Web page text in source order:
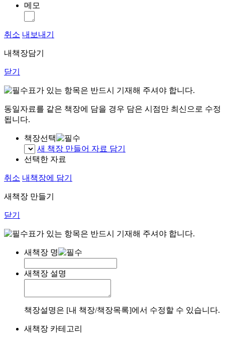
메모
취소 내보내기
내책장담기
닫기
표가 있는 항목은 반드시 기재해 주셔야 합니다.
동일자료를 같은 책장에 담을 경우 담은 시점만 최신으로 수정
됩니다.
책장선택
새 책장 만들어 자료 담기
선택한 자료
취소 내책장에 담기
새책장 만들기
닫기
표가 있는 항목은 반드시 기재해 주셔야 합니다.
새책장 명
새책장 설명
책장설명은 [내 책장/책장목록]에서 수정할 수 있습니다.
새책장 카테고리